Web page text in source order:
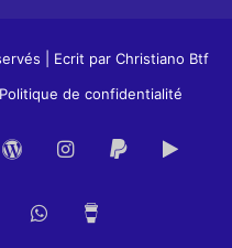
| Ecrit par Christiano Btf
Politique de confidentialité
WordPress
Instagram
PayPal
TikTokWhatsApp